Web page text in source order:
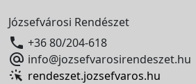
Józsefvárosi Rendészet
 +36 80/204-618
 info@jozsefvarosirendeszet.hu
rendeszet.jozsefvaros.hu